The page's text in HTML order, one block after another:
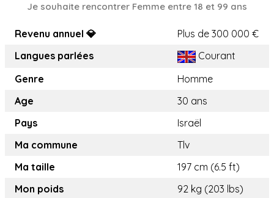
Je souhaite rencontrer Femme entre 18 et 99 ans
Revenu annuel 💎
Plus de 300 000 €
Langues parlées
Courant
Genre
Homme
Age
30 ans
Pays
Israël
Ma commune
Tlv
Ma taille
197 cm (6.5 ft)
Mon poids
92 kg (203 lbs)